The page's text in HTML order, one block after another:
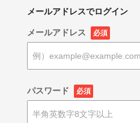
メールアドレスでログイン
メールアドレス 必須
パスワード 必須